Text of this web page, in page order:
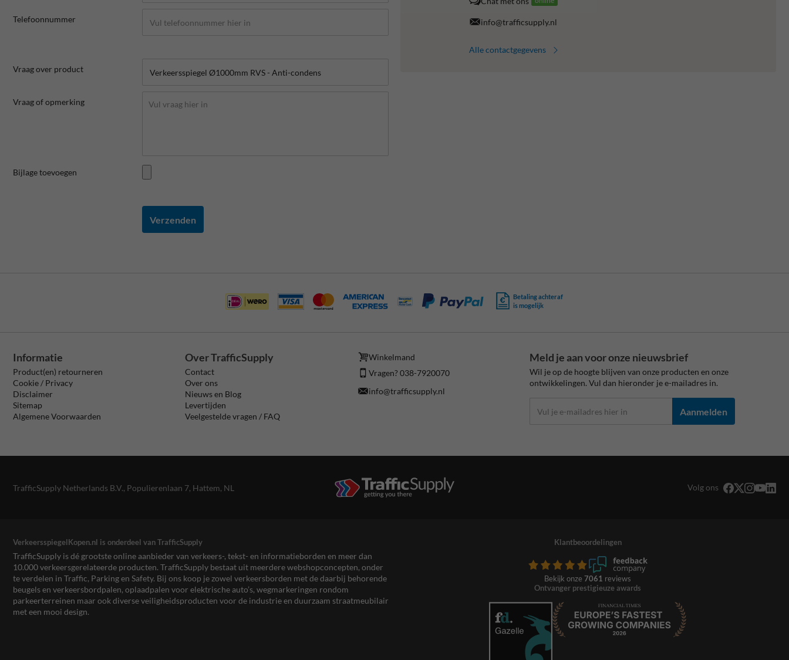
Telefoonnummer
Vraag over product
Vraag of opmerking
Bijlage toevoegen
Verzenden
info@trafficsupply.nl
Alle contactgegevens
Betaling achteraf
is mogelijk
Informatie
Product(en) retourneren
Cookie / Privacy
Disclaimer
Sitemap
Algemene Voorwaarden
Over TrafficSupply
Contact
Over ons
Nieuws en Blog
Levertijden
Veelgestelde vragen / FAQ
Winkelmand
Vragen? 038-7920070
info@trafficsupply.nl
Meld je aan voor onze nieuwsbrief
Wil je op de hoogte blijven van onze producten en onze
ontwikkelingen. Vul dan hieronder je e-mailadres in.
Aanmelden
TrafficSupply Netherlands B.V., Populierenlaan 7, Hattem, NL Volg ons
VerkeersspiegelKopen.nl is onderdeel van TrafficSupply
TrafficSupply is dé grootste online aanbieder van verkeers-, tekst- en informatieborden en meer dan
10.000 verkeersgerelateerde producten. TrafficSupply bestaat uit meerdere webshopconcepten, onder
te verdelen in Traffic, Parking en Safety. Bij ons koop je zowel verkeersborden met de daarbij behorende
beugels en verkeersbordpalen, oplaadpalen voor elektrische auto’s, wegmarkeringen rondom
parkeerterreinen maar ook diverse veiligheidsproducten voor de industrie en duurzaam straatmeubilair
met een mooi design.
Klantbeoordelingen
Bekijk onze 7061 reviews
Ontvanger prestigieuze awards